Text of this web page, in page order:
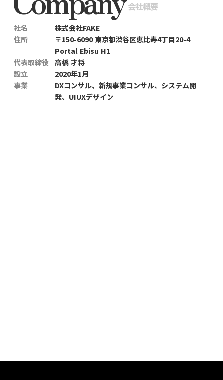
|会社概要
社名
株式会社FAKE
住所
〒150-6090 東京都渋谷区恵比寿4丁目20-4
Portal Ebisu H1
代表取締役
高橋 才将
設立
2020年1月
事業
DXコンサル、新規事業コンサル、システム開
発、UIUXデザイン